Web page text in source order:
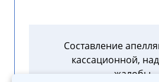
Составление
кассационной,
жалобы